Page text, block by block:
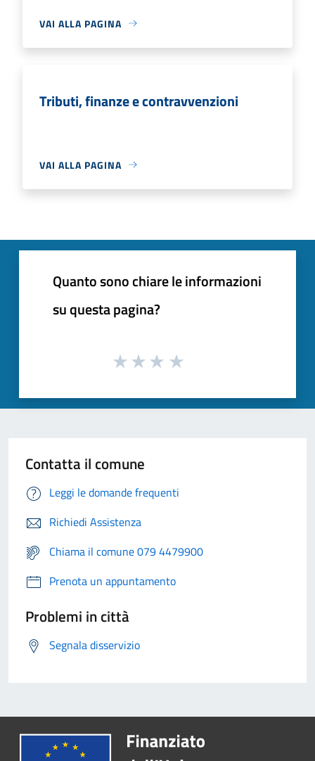
VAI ALLA PAGINA
Tributi, finanze e contravvenzioni
VAI ALLA PAGINA
Quanto sono chiare le informazioni
su questa pagina?
Contatta il comune
Leggi le domande frequenti
Richiedi Assistenza
Chiama il comune 079 4479900
Prenota un appuntamento
Problemi in città
Segnala disservizio